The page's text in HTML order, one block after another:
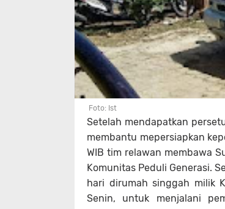
Foto: Ist
Setelah mendapatkan
membantu mepersiapkan
WIB tim relawan membawa
Komunitas Peduli Generasi.
hari dirumah singgah milik
Senin, untuk menjalani